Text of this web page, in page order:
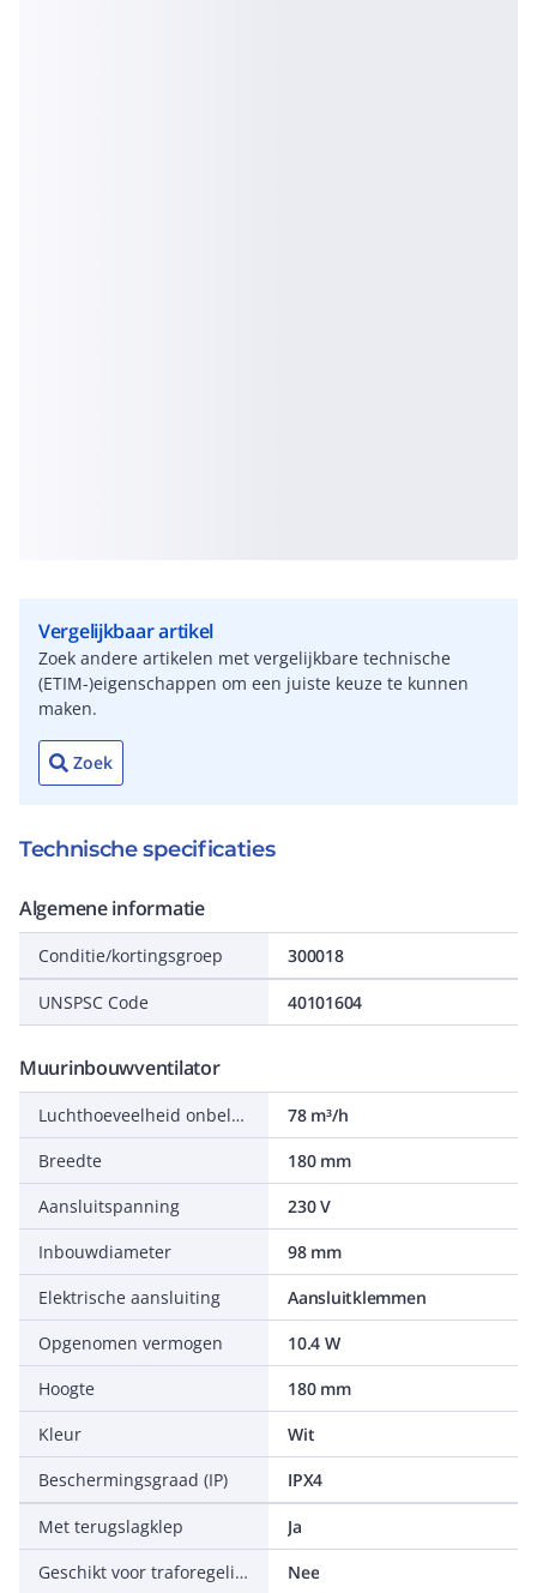
Vergelijkbaar artikel
Zoek andere artikelen met vergelijkbare technische
(ETIM-)eigenschappen om een juiste keuze te kunnen
maken.
Zoek
Technische specificaties
Algemene informatie
Conditie/kortingsgroep 300018
UNSPSC Code 40101604
Muurinbouwventilator
Luchthoeveelheid onbelast
78 m³/h
Breedte
180 mm
Aansluitspanning
230 V
Inbouwdiameter
98 mm
Elektrische aansluiting
Aansluitklemmen
Opgenomen vermogen
10.4 W
Hoogte
180 mm
Kleur
Wit
Beschermingsgraad (IP)
IPX4
Met terugslagklep
Ja
Geschikt voor traforegeling
Nee